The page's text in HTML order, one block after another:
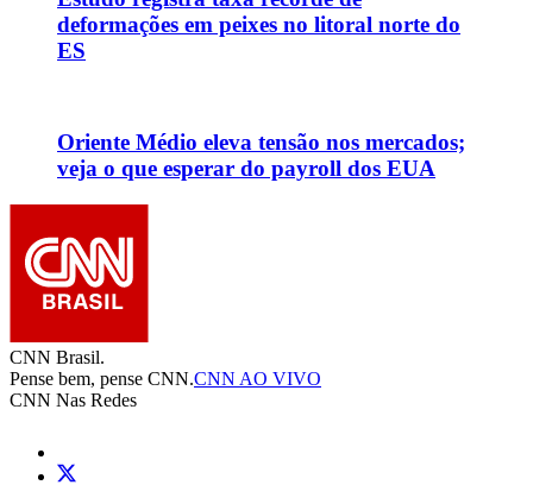
deformações em peixes no litoral norte do
ES
Oriente Médio eleva tensão nos mercados;
veja o que esperar do payroll dos EUA
CNN Brasil.
Pense bem, pense CNN.CNN AO VIVO
CNN Nas Redes